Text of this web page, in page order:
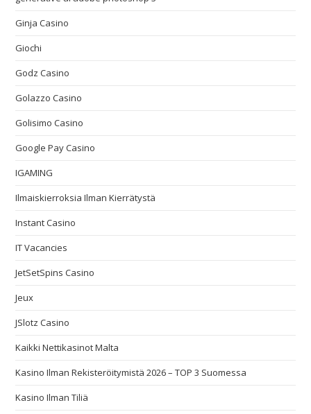
Ginja Casino
Giochi
Godz Casino
Golazzo Casino
Golisimo Casino
Google Pay Casino
IGAMING
Ilmaiskierroksia Ilman Kierrätystä
Instant Casino
IT Vacancies
JetSetSpins Casino
Jeux
JSlotz Casino
Kaikki Nettikasinot Malta
Kasino Ilman Rekisteröitymistä 2026 – TOP 3 Suomessa
Kasino Ilman Tiliä